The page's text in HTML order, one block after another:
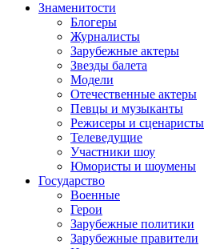
Знаменитости
Блогеры
Журналисты
Зарубежные актеры
Звезды балета
Модели
Отечественные актеры
Певцы и музыканты
Режисеры и сценаристы
Телеведущие
Участники шоу
Юмористы и шоумены
Государство
Военные
Герои
Зарубежные политики
Зарубежные правители